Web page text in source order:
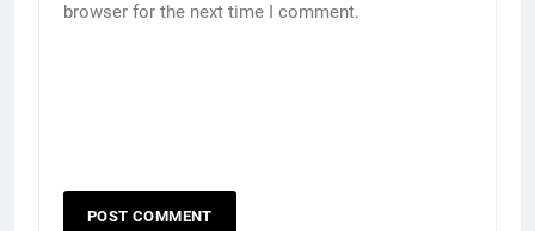
browser for the next time I comment.